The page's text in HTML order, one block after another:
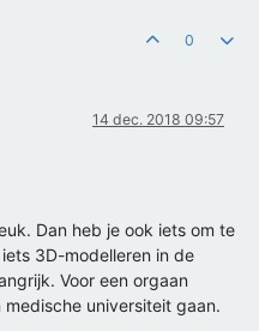
0
14 dec. 2018 09:57
Dan heb je ook iets om te
3D-modelleren in de
Voor een orgaan
universiteit gaan.